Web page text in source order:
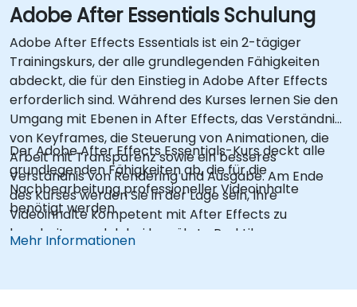
Adobe After Essentials Schulung
Adobe After Effects Essentials ist ein 2-tägiger
Trainingskurs, der alle grundlegenden Fähigkeiten
abdeckt, die für den Einstieg in Adobe After Effects
erforderlich sind. Während des Kurses lernen Sie den
Umgang mit Ebenen in After Effects, das Verständnis
von Keyframes, die Steuerung von Animationen, die
Arbeit mit Transparenz sowie ein besseres
Verständnis von Rendering und Ausgabe. Am Ende
des Kurses werden Sie in der Lage sein, Ihre
Videoinhalte kompetent mit After Effects zu
bearbeiten und dabei bewährte Praktiken
Der Adobe After Effects Essentials-Kurs deckt alle
grundlegenden Fähigkeiten ab, die für die
Nachbearbeitung professioneller Videoinhalte
benötigt werden.
Mehr Informationen